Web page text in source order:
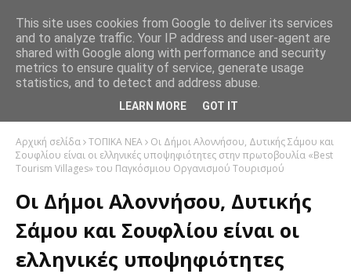
Αρχική σελίδα ΤΟΠΙΚΑ ΝΕΑ
Οι Δήμοι Αλοννήσου, Δυτικής Σάμου και
Σουφλίου είναι οι ελληνικές υποψηφιότητες στην πρωτοβουλία «Best
Tourism Villages» του Παγκόσμιου Οργανισμού Τουρισμού
Οι Δήμοι Αλοννήσου, Δυτικής
Σάμου και Σουφλίου είναι οι
ελληνικές υποψηφιότητες
This site uses cookies from Google to deliver its services
and to analyze traffic. Your IP address and user-agent are
shared with Google along with performance and security
metrics to ensure quality of service, generate usage
statistics, and to detect and address abuse.
LEARN MORE GOT IT